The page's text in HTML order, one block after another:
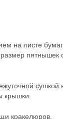
на листе
пятнышек
сушкой
крышки.
кракелюров.